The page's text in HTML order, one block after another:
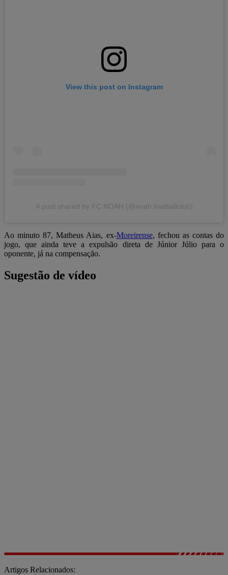
View this post on Instagram
A post shared by FC NOAH (@noah.footballclub)
Ao minuto 87, Matheus Aias, ex-Moreirense, fechou as contas do
jogo, que ainda teve a expulsão direta de Júnior Júlio para o
oponente, já na compensação.
Sugestão de vídeo
Artigos Relacionados: